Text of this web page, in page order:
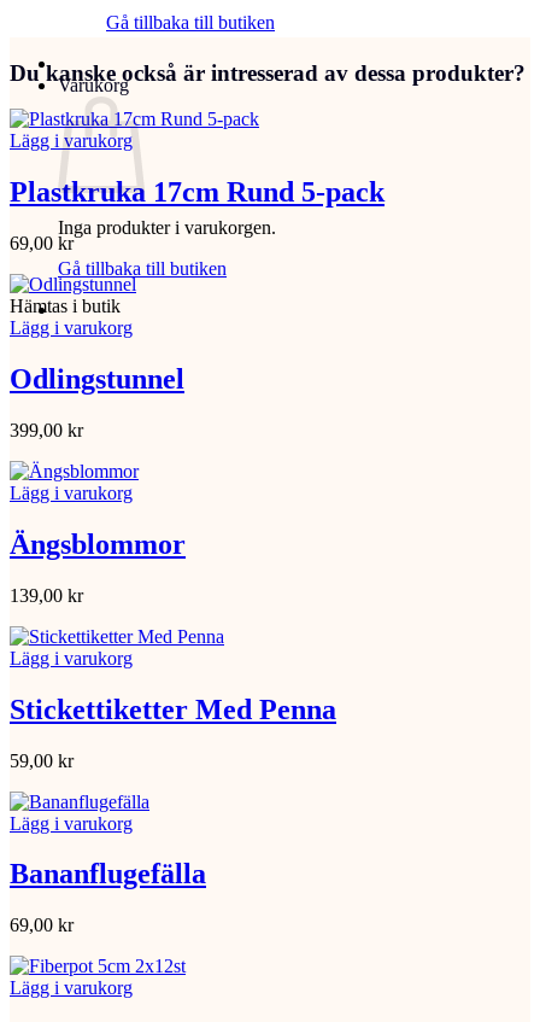
Gå tillbaka till butiken
Varukorg
Inga produkter i varukorgen.
Gå tillbaka till butiken
Du kanske också är intresserad av dessa produkter?
Lägg i varukorg
Plastkruka 17cm Rund 5-pack
69,00 kr
Hämtas i butik
Lägg i varukorg
Odlingstunnel
399,00 kr
Lägg i varukorg
Ängsblommor
139,00 kr
Lägg i varukorg
Stickettiketter Med Penna
59,00 kr
Lägg i varukorg
Bananflugefälla
69,00 kr
Lägg i varukorg